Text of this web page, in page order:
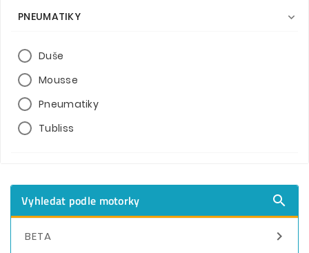
PNEUMATIKY 
Duše
Mousse
Pneumatiky
Tubliss
Vyhledat podle motorky 
BETA 